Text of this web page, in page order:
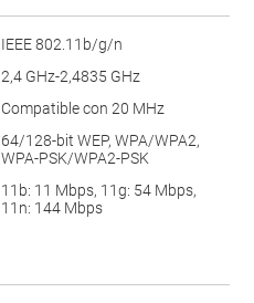
IEEE 802.11b/g/n
2,4 GHz-2,4835 GHz
Compatible con 20 MHz
64/128-bit WEP, WPA/WPA2,
WPA-PSK/WPA2-PSK
11b: 11 Mbps, 11g: 54 Mbps,
11n: 144 Mbps